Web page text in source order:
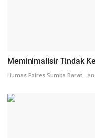
Meminimalisir Tindak
Humas Polres Sumba Barat